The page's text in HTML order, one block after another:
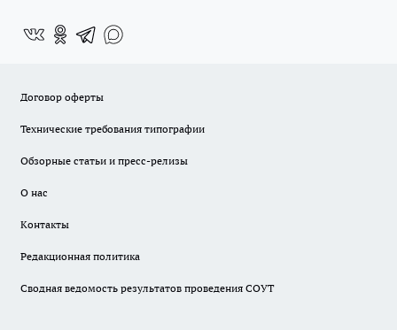
Договор оферты
Технические требования типографии
Обзорные статьи и пресс-релизы
О нас
Контакты
Редакционная политика
Сводная ведомость результатов проведения СОУТ